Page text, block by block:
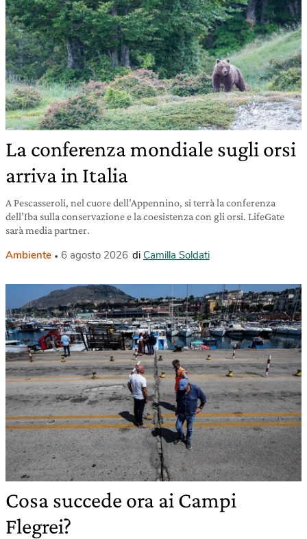
La conferenza mondiale sugli orsi
arriva in Italia
A Pescasseroli, nel cuore dell’Appennino, si terrà la conferenza
dell’Iba sulla conservazione e la coesistenza con gli orsi. LifeGate
sarà media partner.
Ambiente 6 agosto 2026 di Camilla Soldati
Cosa succede ora ai Campi
Flegrei?